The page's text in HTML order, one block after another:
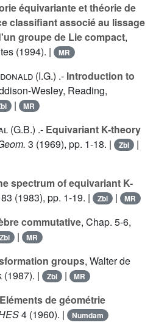
équivariante et théorie de
classifiant associé au lissage
groupe de Lie compact,
(1994). | MR
(I.G.) .- Introduction to
Wesley, Reading,
| MR
(G.B.) .- Equivariant K-theory
3 (1969), pp. 1-18. | Zbl |
spectrum of equivariant K-
(1983), pp. 1-19. | Zbl | MR
commutative, Chap. 5-6,
Zbl | MR
groups, Walter de
(1987). |
Zbl | MR
Eléments de géométrie
4 (1960). | Numdam